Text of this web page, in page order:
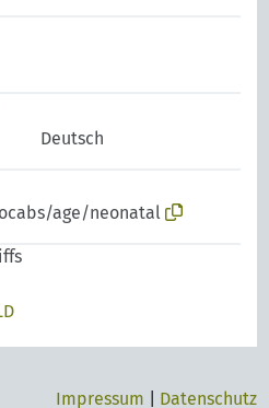
Deutsch
age/neonatal
Impressum Datenschutz